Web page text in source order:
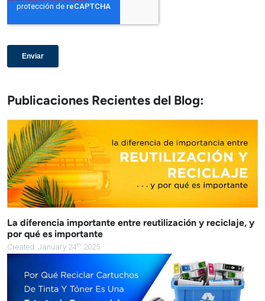
Publicaciones Recientes del Blog:
La diferencia importante entre reutilización y reciclaje, y
por qué es importante
Created: January 24th 2025